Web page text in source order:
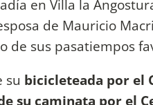
en Villa la
de Mauricio
de sus pasatiempos
su bicicleteada por el
su caminata por el